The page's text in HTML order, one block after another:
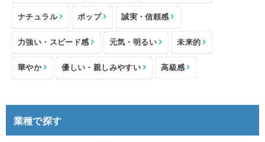
ナチュラル ポップ 誠実・信頼感
力強い・スピード感 元気・明るい 未来的
華やか 優しい・親しみやすい 高級感
業種で探す